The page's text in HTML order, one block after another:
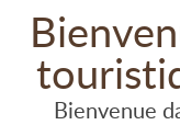
Bienvenue